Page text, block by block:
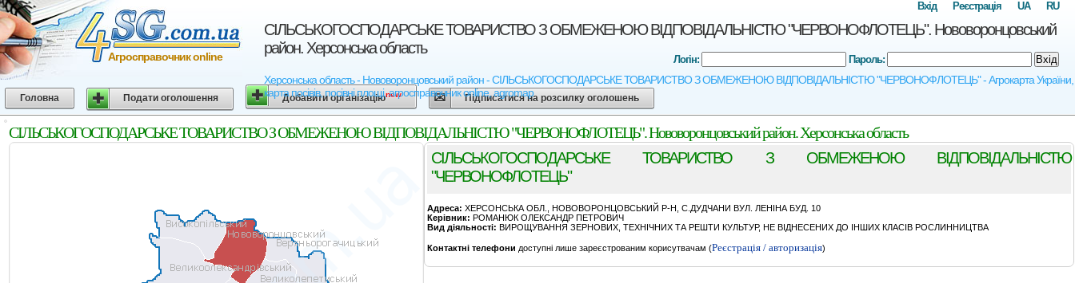
СIЛЬСЬКОГОСПОДАРСЬКЕ ТОВАРИСТВО З ОБМЕЖЕНОЮ ВIДПОВIДАЛЬНIСТЮ "ЧЕРВОНОФЛОТЕЦЬ". Нововоронцовський
район. Херсонська область
Херсонська область - Нововоронцовський район - СIЛЬСЬКОГОСПОДАРСЬКЕ ТОВАРИСТВО З ОБМЕЖЕНОЮ ВIДПОВIДАЛЬНIСТЮ "ЧЕРВОНОФЛОТЕЦЬ" - Агрокарта України,
карта посівів, посівні площі, агросправочник online, agromap
Агросправочник online
RU
UA
Реєстрація
Вхід
Логін: Пароль: Вхід
Головна Подати оголошення Добавити організаціюnew Підписатися на розсилку оголошень
СIЛЬСЬКОГОСПОДАРСЬКЕ ТОВАРИСТВО З ОБМЕЖЕНОЮ ВIДПОВIДАЛЬНIСТЮ "ЧЕРВОНОФЛОТЕЦЬ". Нововоронцовський район. Херсонська область
СIЛЬСЬКОГОСПОДАРСЬКЕ ТОВАРИСТВО З ОБМЕЖЕНОЮ ВIДПОВIДАЛЬНIСТЮ
"ЧЕРВОНОФЛОТЕЦЬ"
Адреса: ХЕРСОНСЬКА ОБЛ., НОВОВОРОНЦОВСЬКИЙ Р-Н, С.ДУДЧАНИ ВУЛ. ЛЕНIНА БУД. 10
Керівник: РОМАНЮК ОЛЕКСАНДР ПЕТРОВИЧ
Вид діяльності: ВИРОЩУВАННЯ ЗЕРНОВИХ, ТЕХНІЧНИХ ТА РЕШТИ КУЛЬТУР, НЕ ВІДНЕСЕНИХ ДО ІНШИХ КЛАСІВ РОСЛИННИЦТВА
Контактні телефони доступні лише зареєстрованим корисутвачам (Реєстрація / авторизація)